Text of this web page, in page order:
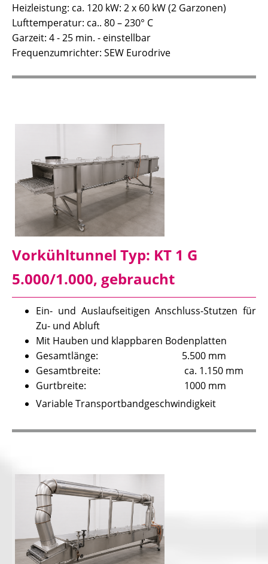
Heizleistung: ca. 120 kW: 2 x 60 kW (2 Garzonen)
Lufttemperatur: ca.. 80 – 230° C
Garzeit: 4 - 25 min. - einstellbar
Frequenzumrichter: SEW Eurodrive
Vorkühltunnel Typ: KT 1 G
5.000/1.000, gebraucht
Ein- und Auslaufseitigen Anschluss-Stutzen für
Zu- und Abluft
Mit Hauben und klappbaren Bodenplatten
Gesamtlänge: 5.500 mm
Gesamtbreite: ca. 1.150 mm
Gurtbreite: 1000 mm
Variable Transportbandgeschwindigkeit